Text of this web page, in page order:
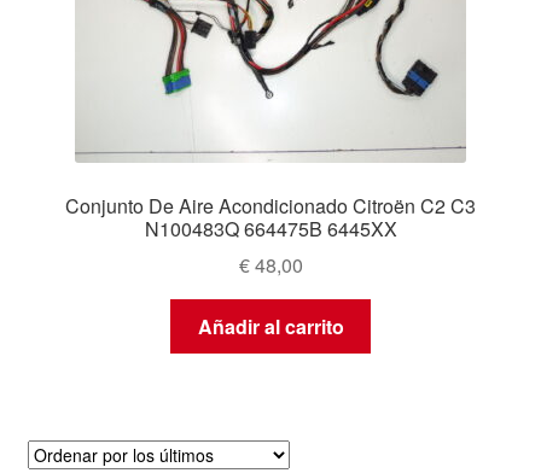
Conjunto De Aire Acondicionado Citroën C2 C3
N100483Q 664475B 6445XX
€48,00
Añadir al carrito